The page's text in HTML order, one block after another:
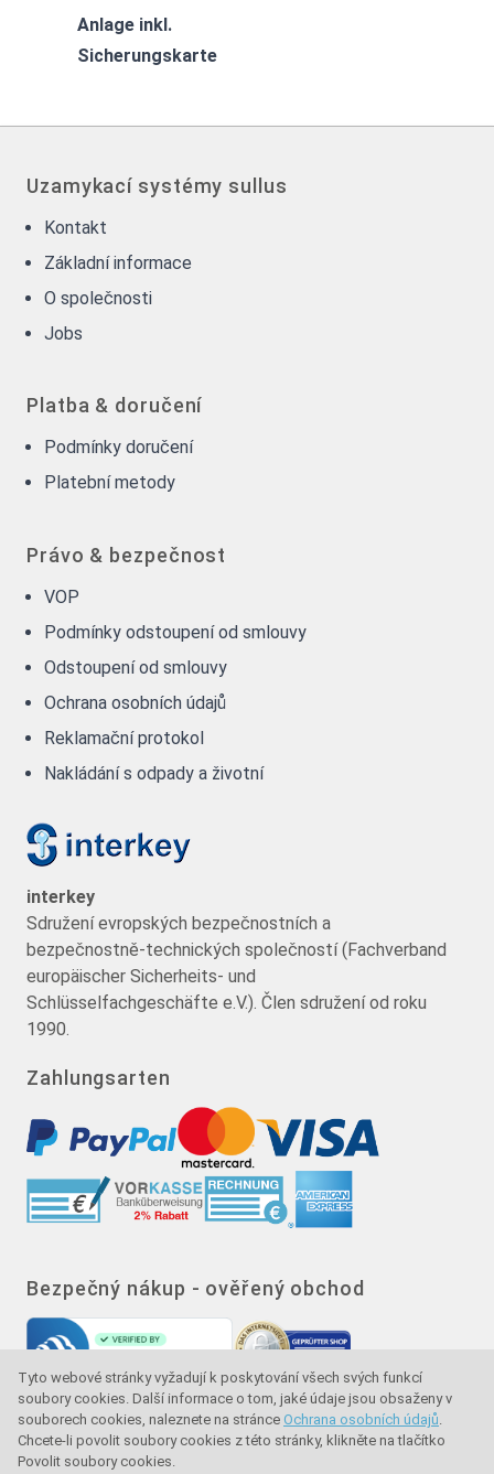
Tyto webové stránky vyžadují k poskytování všech svých funkcí
soubory cookies. Další informace o tom, jaké údaje jsou obsaženy v
souborech cookies, naleznete na stránce Ochrana osobních údajů.
Chcete-li povolit soubory cookies z této stránky, klikněte na tlačítko
Povolit soubory cookies.
Anlage inkl.
Sicherungskarte
Uzamykací systémy sullus
Kontakt
Základní informace
O společnosti
Jobs
Platba & doručení
Podmínky doručení
Platební metody
Právo & bezpečnost
VOP
Podmínky odstoupení od smlouvy
Odstoupení od smlouvy
Ochrana osobních údajů
Reklamační protokol
Nakládání s odpady a životní
interkey
Sdružení evropských bezpečnostních a
bezpečnostně-technických společností (Fachverband
europäischer Sicherheits- und
Schlüsselfachgeschäfte e.V.). Člen sdružení od roku
1990.
Zahlungsarten
Bezpečný nákup - ověřený obchod